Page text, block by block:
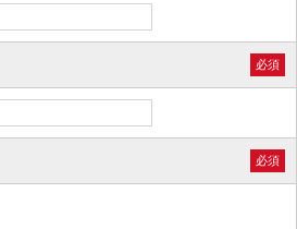
必須
必須